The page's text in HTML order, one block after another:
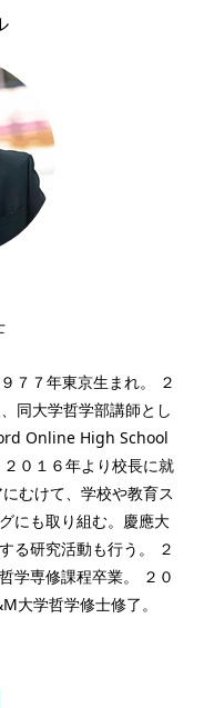
７７年東京生まれ。 ２
同大学哲学部講師とし
Online High School
０１６年より校長に就
むけて、学校や教育ス
にも取り組む。慶應大
る研究活動も行う。 ２
学専修課程卒業。 ２０
大学哲学修士修了。